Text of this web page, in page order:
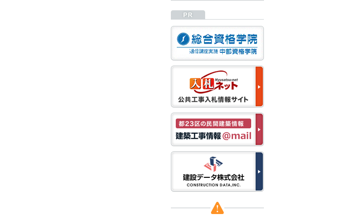
い申し上げます。
から通常通り運営いたし
ます。
2025/12/22
●年末年始に伴う情報更
新停止のお知らせ●
建設資料館をご利用いた
だき、誠に有難うござい
ます。
下記の期間につきまし
て、弊社休業のため情報
更新を停止させていただ
きます。
【期間】１２月２７日
(土)～１月４日(日)
上記の期間、情報の更新
がされませんので、ご了
承のほど、よろしくお願
なお、情報は１月５日
(月)より登録されます。